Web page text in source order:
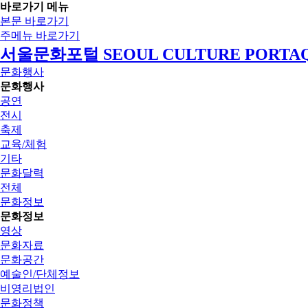
바로가기 메뉴
본문 바로가기
주메뉴 바로가기
서울문화포털 SEOUL CULTURE
문화행사
문화행사
공연
전시
축제
교육/체험
기타
문화달력
전체
문화정보
문화정보
영상
문화자료
문화공간
예술인/단체정보
비영리법인
문화정책